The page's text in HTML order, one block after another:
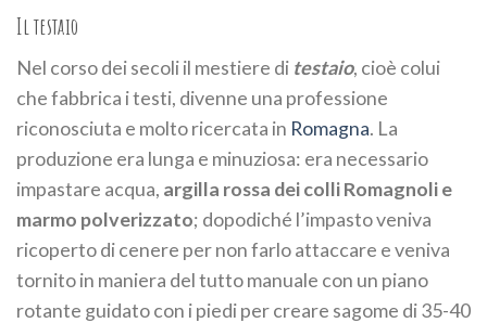
Il testaio
Nel corso dei secoli il mestiere di testaio, cioè colui
che fabbrica i testi, divenne una professione
riconosciuta e molto ricercata in Romagna. La
produzione era lunga e minuziosa: era necessario
impastare acqua, argilla rossa dei colli Romagnoli e
marmo polverizzato; dopodiché l’impasto veniva
ricoperto di cenere per non farlo attaccare e veniva
tornito in maniera del tutto manuale con un piano
rotante guidato con i piedi per creare sagome di 35-40